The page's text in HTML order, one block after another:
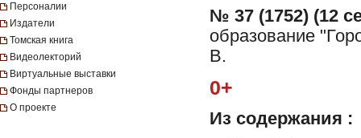
Персоналии
Издатели
Томская книга
Видеолекторий
Виртуальные выставки
Фонды партнеров
О проекте
№ 37 (1752) (12
образование
В.
0+
Из содержания :